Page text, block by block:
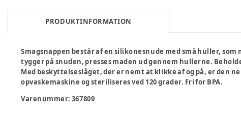
PRODUKTINFORMATION
Smagsnappen består af en silikonesnude med små huller,
tygger på snuden, presses maden ud gennem hullerne.
Med beskyttelseslåget, der er nemt at klikke af og på, er den
opvaskemaskine og steriliseres ved 120 grader. Fri for BPA.
Varenummer: 367809